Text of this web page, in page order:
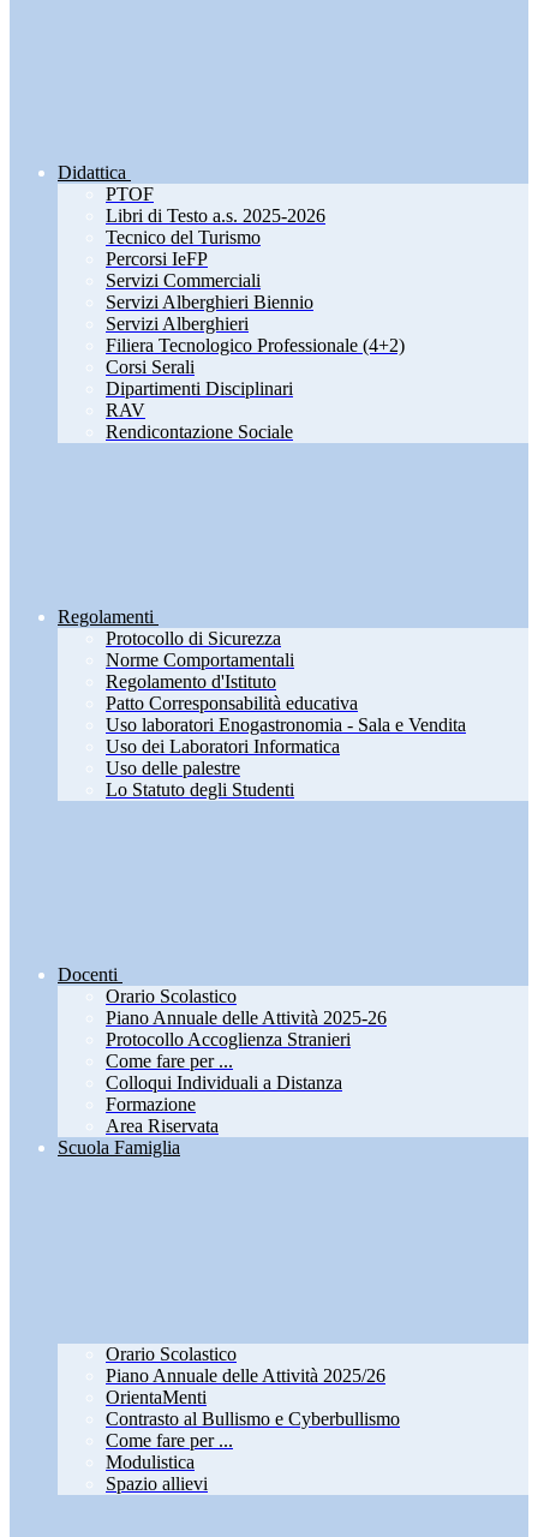
Didattica
PTOF
Libri di Testo a.s. 2025-2026
Tecnico del Turismo
Percorsi IeFP
Servizi Commerciali
Servizi Alberghieri Biennio
Servizi Alberghieri
Filiera Tecnologico Professionale (4+2)
Corsi Serali
Dipartimenti Disciplinari
RAV
Rendicontazione Sociale
Regolamenti
Protocollo di Sicurezza
Norme Comportamentali
Regolamento d'Istituto
Patto Corresponsabilità educativa
Uso laboratori Enogastronomia - Sala e Vendita
Uso dei Laboratori Informatica
Uso delle palestre
Lo Statuto degli Studenti
Docenti
Orario Scolastico
Piano Annuale delle Attività 2025-26
Protocollo Accoglienza Stranieri
Come fare per ...
Colloqui Individuali a Distanza
Formazione
Area Riservata
Scuola Famiglia
Orario Scolastico
Piano Annuale delle Attività 2025/26
OrientaMenti
Contrasto al Bullismo e Cyberbullismo
Come fare per ...
Modulistica
Spazio allievi